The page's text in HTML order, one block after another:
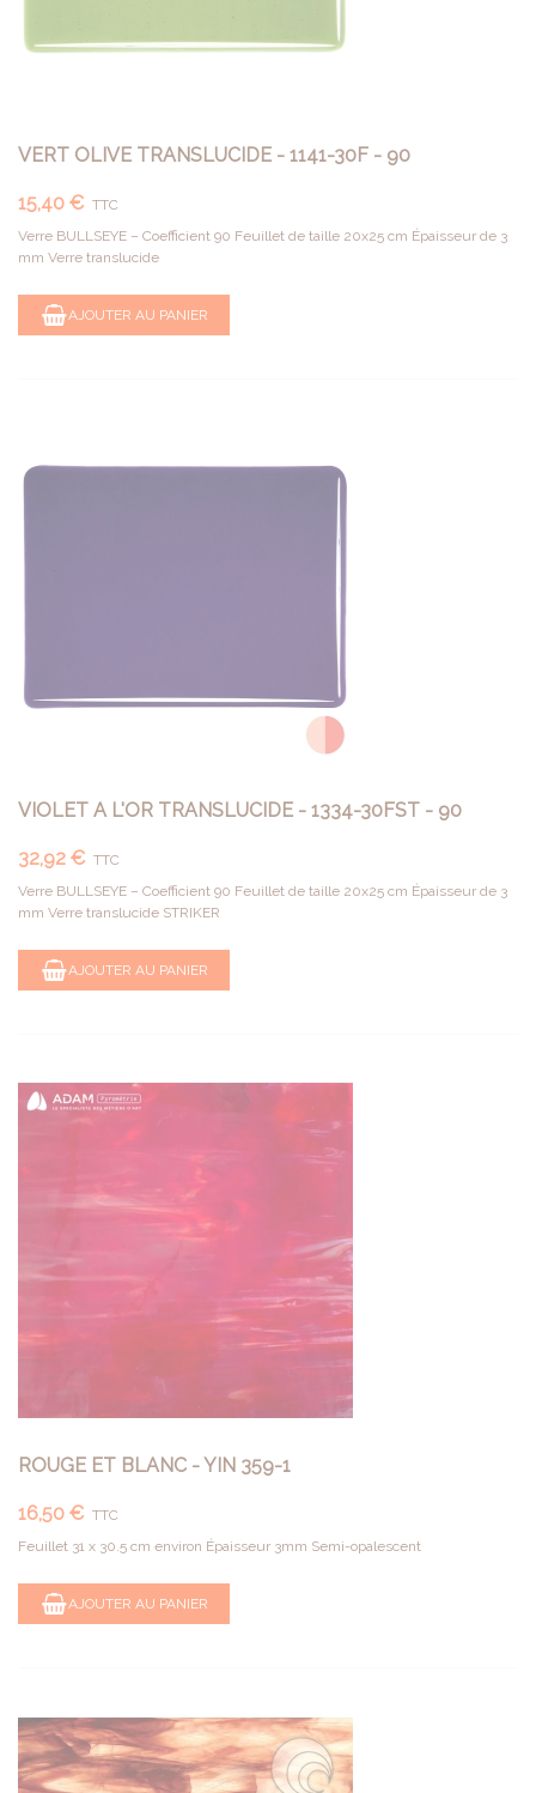
VERT OLIVE TRANSLUCIDE - 1141-30F - 90
15,40 € TTC
Verre BULLSEYE – Coefficient 90 Feuillet de taille 20x25 cm Épaisseur de 3
mm Verre translucide
AJOUTER AU PANIER
VIOLET A L'OR TRANSLUCIDE - 1334-30FST - 90
32,92 € TTC
Verre BULLSEYE – Coefficient 90 Feuillet de taille 20x25 cm Épaisseur de 3
mm Verre translucide STRIKER
AJOUTER AU PANIER
ROUGE ET BLANC - YIN 359-1
16,50 € TTC
Feuillet 31 x 30.5 cm environ Épaisseur 3mm Semi-opalescent
AJOUTER AU PANIER